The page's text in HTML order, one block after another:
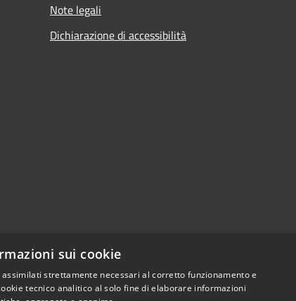
Note legali
Dichiarazione di accessibilità
sui cookie
strettamente necessari al corretto funzionamento e
tecnico analitico al solo fine di elaborare informazioni